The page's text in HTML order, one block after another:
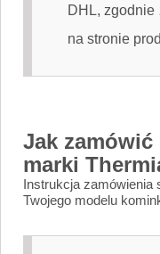
DHL, zgodnie
na stronie
Jak
marki
Instrukcja zamówienia
Twojego modelu